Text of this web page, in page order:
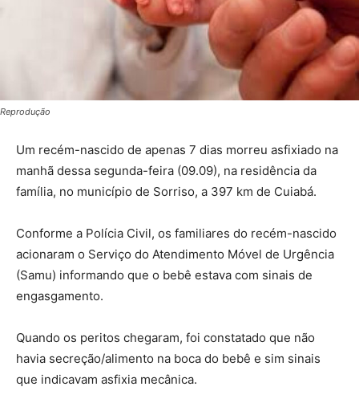
Reprodução
Um recém-nascido de apenas 7 dias morreu asfixiado na
manhã dessa segunda-feira (09.09), na residência da
família, no município de Sorriso, a 397 km de Cuiabá.
Conforme a Polícia Civil, os familiares do recém-nascido
acionaram o Serviço do Atendimento Móvel de Urgência
(Samu) informando que o bebê estava com sinais de
engasgamento.
Quando os peritos chegaram, foi constatado que não
havia secreção/alimento na boca do bebê e sim sinais
que indicavam asfixia mecânica.